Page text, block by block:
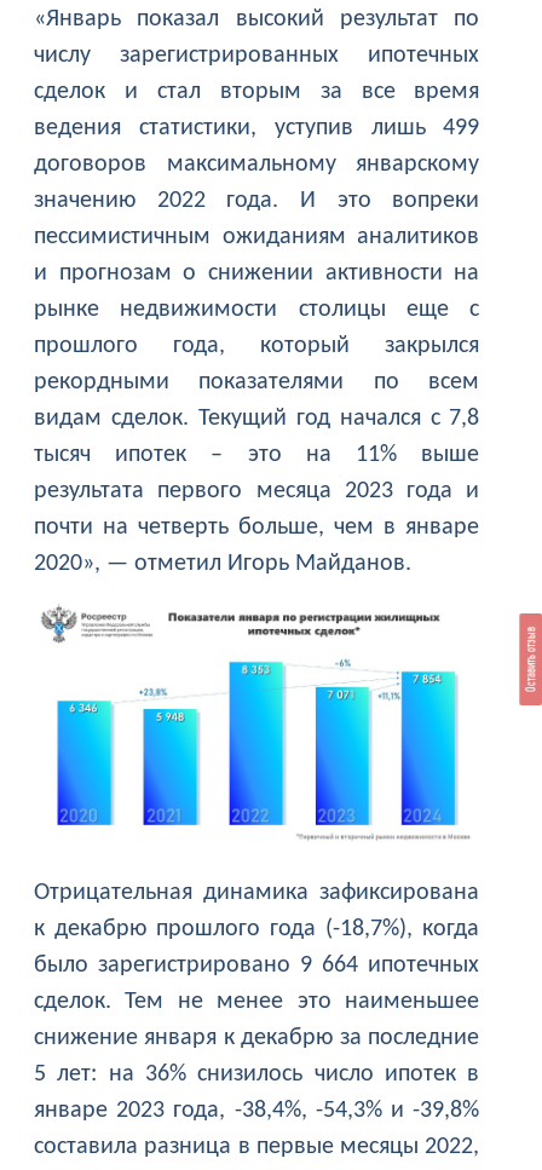
«Январь показал высокий результат по
числу зарегистрированных ипотечных
сделок и стал вторым за все время
ведения статистики, уступив лишь 499
договоров максимальному январскому
значению 2022 года. И это вопреки
пессимистичным ожиданиям аналитиков
и прогнозам о снижении активности на
рынке недвижимости столицы еще с
прошлого года, который закрылся
рекордными показателями по всем
видам сделок. Текущий год начался с 7,8
тысяч ипотек – это на 11% выше
результата первого месяца 2023 года и
почти на четверть больше, чем в январе
2020», — отметил Игорь Майданов.
Отрицательная динамика зафиксирована
к декабрю прошлого года (-18,7%), когда
было зарегистрировано 9 664 ипотечных
сделок. Тем не менее это наименьшее
снижение января к декабрю за последние
5 лет: на 36% снизилось число ипотек в
январе 2023 года, -38,4%, -54,3% и -39,8%
составила разница в первые месяцы 2022,
Оставить отзыв